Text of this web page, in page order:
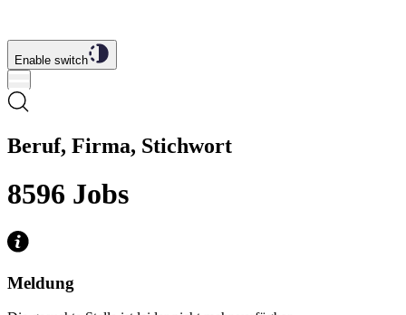
Enable switch
Beruf, Firma, Stichwort
8596 Jobs
Meldung